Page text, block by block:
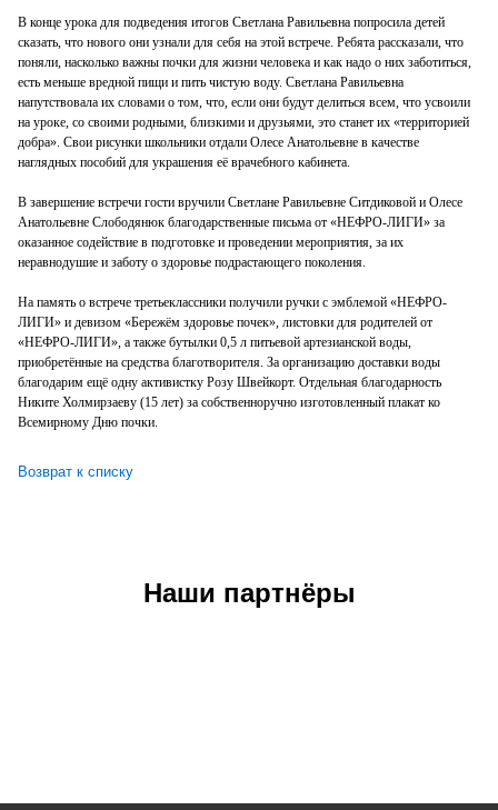
В конце урока для подведения итогов Светлана Равильевна попросила детей
сказать, что нового они узнали для себя на этой встрече. Ребята рассказали, что
поняли, насколько важны почки для жизни человека и как надо о них заботиться,
есть меньше вредной пищи и пить чистую воду. Светлана Равильевна
напутствовала их словами о том, что, если они будут делиться всем, что усвоили
на уроке, со своими родными, близкими и друзьями, это станет их «территорией
добра». Свои рисунки школьники отдали Олесе Анатольевне в качестве
наглядных пособий для украшения её врачебного кабинета.
В завершение встречи гости вручили Светлане Равильевне Ситдиковой и Олесе
Анатольевне Слободянюк благодарственные письма от «НЕФРО-ЛИГИ» за
оказанное содействие в подготовке и проведении мероприятия, за их
неравнодушие и заботу о здоровье подрастающего поколения.
На память о встрече третьеклассники получили ручки с эмблемой «НЕФРО-
ЛИГИ» и девизом «Бережём здоровье почек», листовки для родителей от
«НЕФРО-ЛИГИ», а также бутылки 0,5 л питьевой артезианской воды,
приобретённые на средства благотворителя. За организацию доставки воды
благодарим ещё одну активистку Розу Швейкорт. Отдельная благодарность
Никите Холмирзаеву (15 лет) за собственноручно изготовленный плакат ко
Всемирному Дню почки.
Возврат к списку
Наши партнёры